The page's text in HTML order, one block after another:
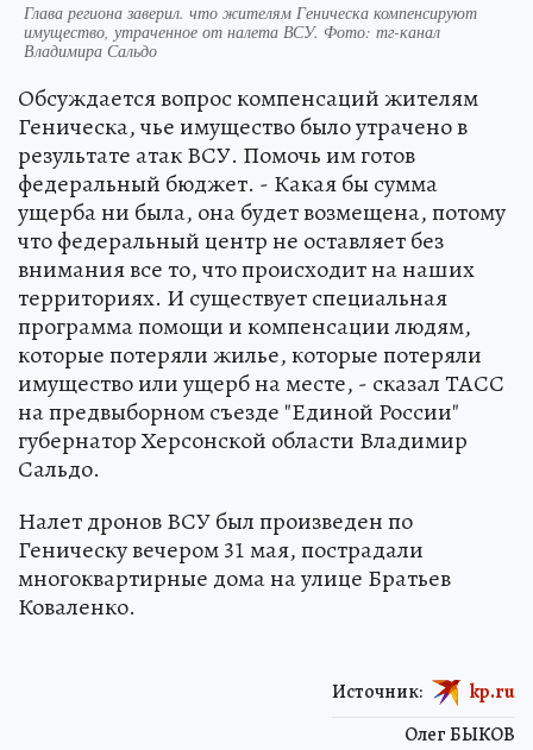
Глава региона заверил. что жителям Геническа компенсируют
имущество, утраченное от налета ВСУ. Фото: тг-канал
Владимира Сальдо
Обсуждается вопрос компенсаций жителям
Геническа, чье имущество было утрачено в
результате атак ВСУ. Помочь им готов
федеральный бюджет. - Какая бы сумма
ущерба ни была, она будет возмещена, потому
что федеральный центр не оставляет без
внимания все то, что происходит на наших
территориях. И существует специальная
программа помощи и компенсации людям,
которые потеряли жилье, которые потеряли
имущество или ущерб на месте, - сказал ТАСС
на предвыборном съезде "Единой России"
губернатор Херсонской области Владимир
Сальдо.
Налет дронов ВСУ был произведен по
Геническу вечером 31 мая, пострадали
многоквартирные дома на улице Братьев
Коваленко.
Олег БЫКОВ
Источник: kp.ru